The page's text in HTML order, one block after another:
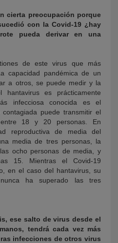
cierta preocupación porque
con la Covid-19 ¿hay
pueda derivar en una
de este virus que más
capacidad pandémica de un
a otros, se puede medir y la
hantavirus es prácticamente
infecciosa conocida es el
puede transmitir el
18 y 20 personas. En
reproductiva de media del
media de tres personas, la
ocho personas de media, y
15. Mientras el Covid-19
en el caso del hantavirus, su
ha superado las tres
ese salto de virus desde el
tendrá cada vez más
infecciones de otros virus